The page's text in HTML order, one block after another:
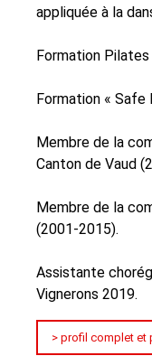
appliquée à la
Formation
Formation « Safe
Membre de la
Canton de Vaud
Membre de la
(2001-2015).
Assistante
Vignerons 2019.
> profil complet et